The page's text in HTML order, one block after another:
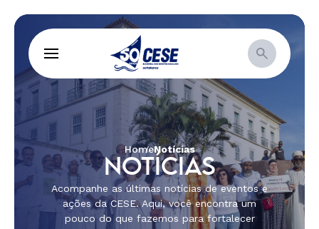
HomeNotícias
NOTÍCIAS
Acompanhe as últimas notícias de eventos e
ações da CESE. Aqui, você encontra um
pouco do que fazemos para fortalecer